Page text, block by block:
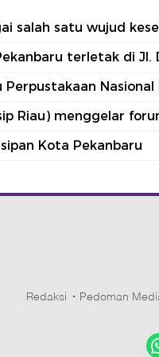
salah satu wujud
terletak di Jl.
Nasional
Riau) menggelar
Kota Pekanbaru
Redaksi Pedoman